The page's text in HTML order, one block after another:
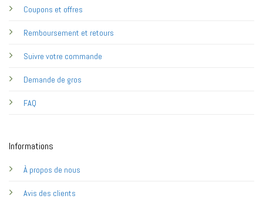
Coupons et offres
Remboursement et retours
Suivre votre commande
Demande de gros
FAQ
Informations
À propos de nous
Avis des clients